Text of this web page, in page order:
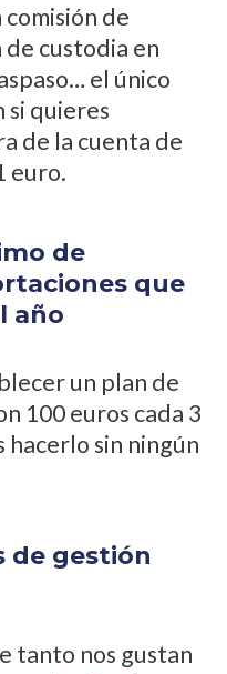
comisión de
de custodia en
el único
si quieres
de la cuenta de
euro.
de
que
año
un plan de
100 euros cada 3
hacerlo sin ningún
de gestión
tanto nos gustan